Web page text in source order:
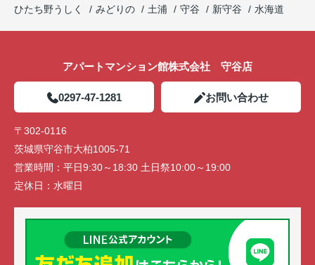
ひたち野うしく
みどりの 土浦 守谷 新守谷 水海道
アパートマンション館株式会社 守谷店
0297-47-1281 お問い合わせ
〒302-0116
茨城県守谷市大柏1005-71
営業時間： 平日9:30～18:30 土日祭10:00～19:00
定休日： 水曜日